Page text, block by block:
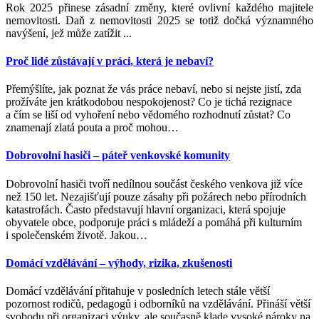
Rok 2025 přinese zásadní změny, které ovlivní každého majitele
nemovitosti. Daň z nemovitosti 2025 se totiž dočká významného
navýšení, jež může zatížit ...
Proč lidé zůstávají v práci, která je nebaví?
Přemýšlíte, jak poznat že vás práce nebaví, nebo si nejste jistí, zda
prožíváte jen krátkodobou nespokojenost? Co je tichá rezignace
a čím se liší od vyhoření nebo vědomého rozhodnutí zůstat? Co
znamenají zlatá pouta a proč mohou…
Dobrovolní hasiči – páteř venkovské komunity
Dobrovolní hasiči tvoří nedílnou součást českého venkova již více
než 150 let. Nezajišťují pouze zásahy při požárech nebo přírodních
katastrofách. Často představují hlavní organizaci, která spojuje
obyvatele obce, podporuje práci s mládeží a pomáhá při kulturním
i společenském životě. Jakou…
Domácí vzdělávání – výhody, rizika, zkušenosti
Domácí vzdělávání přitahuje v posledních letech stále větší
pozornost rodičů, pedagogů i odborníků na vzdělávání. Přináší větší
svobodu při organizaci výuky, ale současně klade vysoké nároky na